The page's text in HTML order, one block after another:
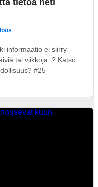
tietoa heti
informaatio ei siirry
tai viikkoja. ? Katso
#25